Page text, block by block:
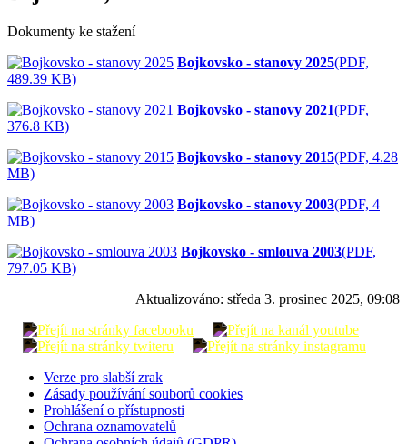
Dokumenty ke stažení
Bojkovsko - stanovy 2025(PDF,
489.39 KB)
Bojkovsko - stanovy 2021(PDF,
376.8 KB)
Bojkovsko - stanovy 2015(PDF, 4.28
MB)
Bojkovsko - stanovy 2003(PDF, 4
MB)
Bojkovsko - smlouva 2003(PDF,
797.05 KB)
Aktualizováno: středa 3. prosinec 2025, 09:08
Verze pro slabší zrak
Zásady používání souborů cookies
Prohlášení o přístupnosti
Ochrana oznamovatelů